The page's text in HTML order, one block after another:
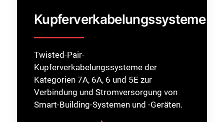
Kupferverkabelungssysteme
Twisted-Pair-
Kupferverkabelungssysteme der
Kategorien 7A, 6A, 6 und 5E zur
Verbindung und Stromversorgung von
Smart-Building-Systemen und -Geräten.